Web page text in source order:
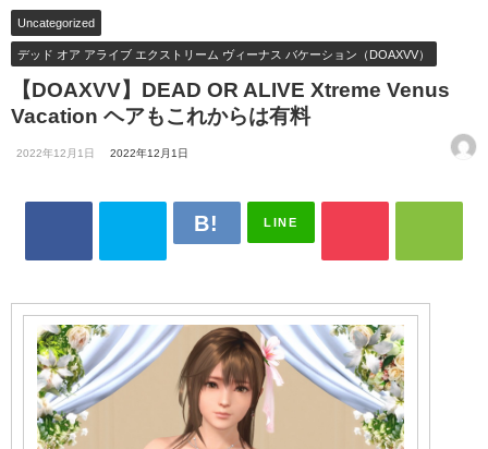
Uncategorized
デッド オア アライブ エクストリーム ヴィーナス バケーション（DOAXVV）
【DOAXVV】DEAD OR ALIVE Xtreme Venus
Vacation ヘアもこれからは有料
2022年12月1日 2022年12月1日
LINE